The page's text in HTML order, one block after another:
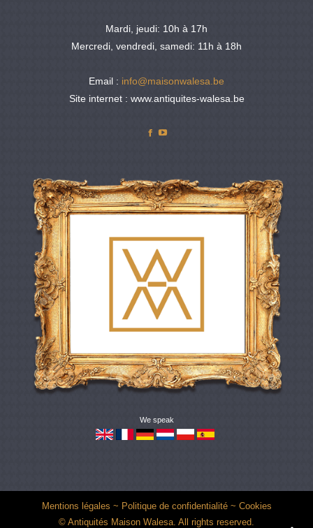
Mardi, jeudi: 10h à 17h
Mercredi, vendredi, samedi: 11h à 18h
Email : info@maisonwalesa.be
Site internet : www.antiquites-walesa.be
Facebook
We speak
Mentions légales ~ Politique de confidentialité~ Cookies
© Antiquités Maison Walesa. All rights reserved.